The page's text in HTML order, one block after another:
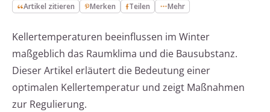
Artikel zitieren Merken Teilen Mehr
Kellertemperaturen beeinflussen im Winter
maßgeblich das Raumklima und die Bausubstanz.
Dieser Artikel erläutert die Bedeutung einer
optimalen Kellertemperatur und zeigt Maßnahmen
zur Regulierung.